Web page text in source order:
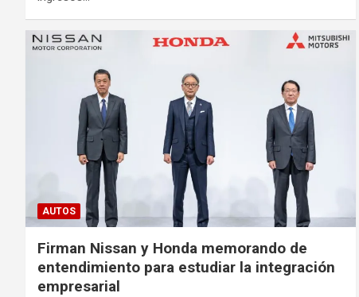
AUTOS
Firman Nissan y Honda memorando de
entendimiento para estudiar la integración
empresarial